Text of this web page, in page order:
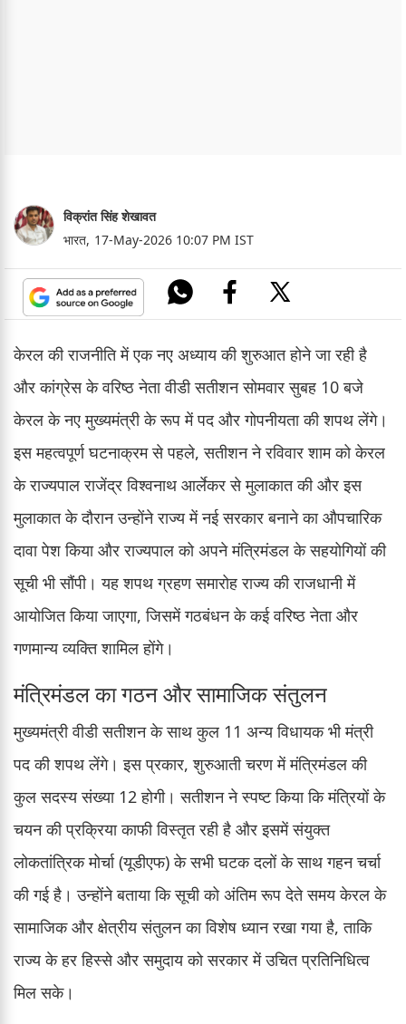
विक्रांत सिंह शेखावत
भारत, 17-May-2026 10:07 PM IST
केरल की राजनीति में एक नए अध्याय की शुरुआत होने जा रही है
और कांग्रेस के वरिष्ठ नेता वीडी सतीशन सोमवार सुबह 10 बजे
केरल के नए मुख्यमंत्री के रूप में पद और गोपनीयता की शपथ लेंगे।
इस महत्वपूर्ण घटनाक्रम से पहले, सतीशन ने रविवार शाम को केरल
के राज्यपाल राजेंद्र विश्वनाथ आर्लेकर से मुलाकात की और इस
मुलाकात के दौरान उन्होंने राज्य में नई सरकार बनाने का औपचारिक
दावा पेश किया और राज्यपाल को अपने मंत्रिमंडल के सहयोगियों की
सूची भी सौंपी। यह शपथ ग्रहण समारोह राज्य की राजधानी में
आयोजित किया जाएगा, जिसमें गठबंधन के कई वरिष्ठ नेता और
गणमान्य व्यक्ति शामिल होंगे।
मंत्रिमंडल का गठन और सामाजिक संतुलन
मुख्यमंत्री वीडी सतीशन के साथ कुल 11 अन्य विधायक भी मंत्री
पद की शपथ लेंगे। इस प्रकार, शुरुआती चरण में मंत्रिमंडल की
कुल सदस्य संख्या 12 होगी। सतीशन ने स्पष्ट किया कि मंत्रियों के
चयन की प्रक्रिया काफी विस्तृत रही है और इसमें संयुक्त
लोकतांत्रिक मोर्चा (यूडीएफ) के सभी घटक दलों के साथ गहन चर्चा
की गई है। उन्होंने बताया कि सूची को अंतिम रूप देते समय केरल के
सामाजिक और क्षेत्रीय संतुलन का विशेष ध्यान रखा गया है, ताकि
राज्य के हर हिस्से और समुदाय को सरकार में उचित प्रतिनिधित्व
मिल सके।